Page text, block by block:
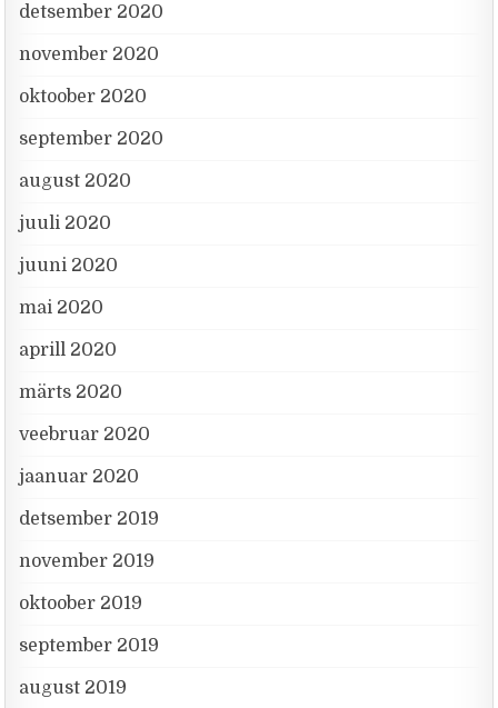
detsember 2020
november 2020
oktoober 2020
september 2020
august 2020
juuli 2020
juuni 2020
mai 2020
aprill 2020
märts 2020
veebruar 2020
jaanuar 2020
detsember 2019
november 2019
oktoober 2019
september 2019
august 2019